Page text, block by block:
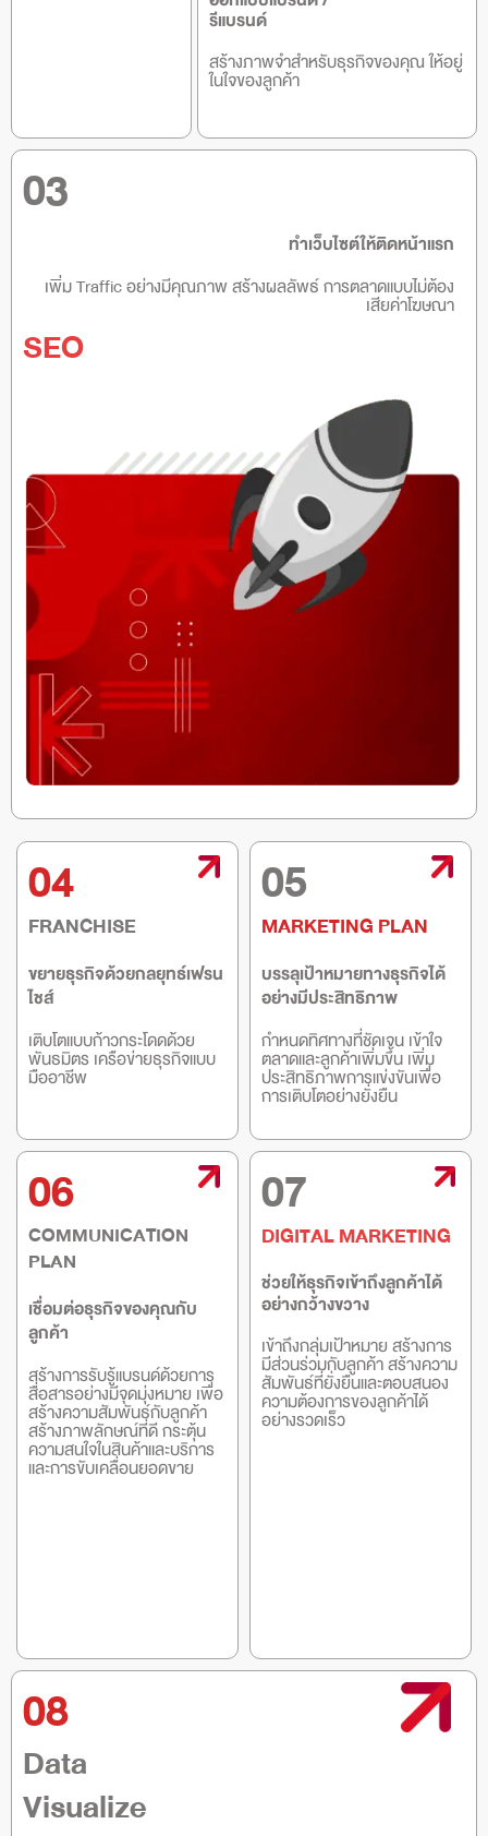
รีแบรนด์
สร้างภาพจำสำหรับธุรกิจของคุณ ให้อยู่
ในใจของลูกค้า
03
ทำเว็บไซต์ให้ติดหน้าแรก
เพิ่ม Traffic อย่างมีคุณภาพ สร้างผลลัพธ์ การตลาดแบบไม่ต้อง
เสียค่าโฆษณา
SEO
04
FRANCHISE
ขยายธุรกิจด้วยกลยุทธ์เฟรน
ไชส์
เติบโตแบบก้าวกระโดดด้วย
พันธมิตร เครือข่ายธุรกิจแบบ
มืออาชีพ
05
MARKETING PLAN
บรรลุเป้าหมายทางธุรกิจได้
อย่างมีประสิทธิภาพ
กำหนดทิศทางที่ชัดเจน เข้าใจ
ตลาดและลูกค้าเพิ่มขึ้น เพิ่ม
ประสิทธิภาพการแข่งขันเพื่อ
การเติบโตอย่างยั่งยืน
06
COMMUNICATION
PLAN
เชื่อมต่อธุรกิจของคุณกับ
ลูกค้า
สร้างการรับรู้แบรนด์ด้วยการ
สื่อสารอย่างมีจุดมุ่งหมาย เพื่อ
สร้างความสัมพันธ์กับลูกค้า
สร้างภาพลักษณ์ที่ดี กระตุ้น
ความสนใจในสินค้าและบริการ
และการขับเคลื่อนยอดขาย
07
DIGITAL MARKETING
ช่วยให้ธุรกิจเข้าถึงลูกค้าได้
อย่างกว้างขวาง
เข้าถึงกลุ่มเป้าหมาย สร้างการ
มีส่วนร่วมกับลูกค้า สร้างความ
สัมพันธ์ที่ยั่งยืนและตอบสนอง
ความต้องการของลูกค้าได้
อย่างรวดเร็ว
08
Data
Visualize